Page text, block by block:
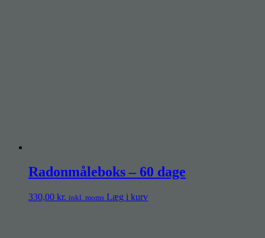
Radonmåleboks – 60 dage
330,00 kr. inkl. moms Læg i kurv